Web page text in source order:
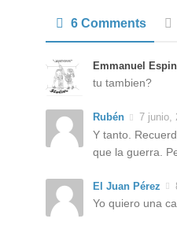
6 Comments
Emmanuel
tu tambien?
Rubén 7 junio,
Y tanto.
que la guerra.
El Juan Pérez
Yo quiero una